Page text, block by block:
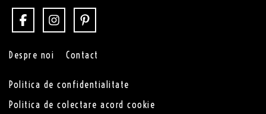
Despre noi Contact
Politica de confidentialitate
Politica de colectare acord cookie